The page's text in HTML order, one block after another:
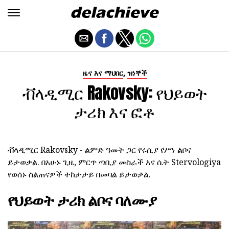
ዜና እና ማህበር, ዝነኞች
ቭላዲሚር Rakovsky: የህይወት
ታሪክ እና ፎቶ
ቭላዲሚር Rakovsky - ልምድ ዓመት ጋር የሩሲያ የሥነ ልቦና
ይታወቃል. በአሁኑ ጊዜ, ምርጥ ጣቢያ መስራች እና ሴት Stervologiya
የወሰኑ ስልጠናዎች ተከታታይ በመባል ይታወቃል.
የህይወት ታሪክ ልቦና ባለሙያ